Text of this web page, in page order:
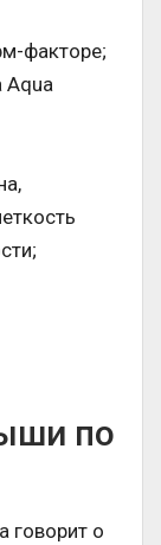
факторе;
Aqua
по
говорит о